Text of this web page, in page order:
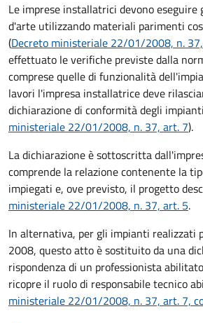
Le imprese installatrici devono
d'arte utilizzando materiali parimenti
(Decreto ministeriale 22/01/2008, n.
effettuato le verifiche previste dalla
comprese quelle di funzionalità
lavori l'impresa installatrice deve
dichiarazione di conformità degli
ministeriale 22/01/2008, n. 37, art. 7).
La dichiarazione è sottoscritta
comprende la relazione contenente la
impiegati e, ove previsto, il progetto
ministeriale 22/01/2008, n. 37, art. 5.
In alternativa, per gli impianti realizzati
2008, questo atto è sostituito da una
rispondenza di un professionista
ricopre il ruolo di responsabile tecnico
ministeriale 22/01/2008, n. 37, art. 7,